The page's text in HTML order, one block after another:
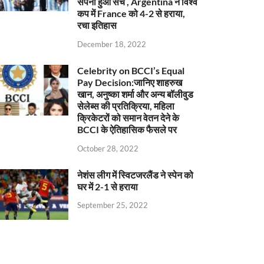
कप में France को 4-2 से हराया,
रचा इतिहास
December 18, 2022
Celebrity on BCCI’s Equal
Pay Decision:जानिए शाहरुख
खान, अनुष्का शर्मा और अन्य बॉलीवुड
सेलेब्स की प्रतिक्रिया, महिला
क्रिकेटरों को समान वेतन देने के
BCCI के ऐतिहासिक फैसले पर
October 28, 2022
नेशंस लीग में स्विटजरलैंड ने स्पेन को
घर में 2-1 से हराया
September 25, 2022